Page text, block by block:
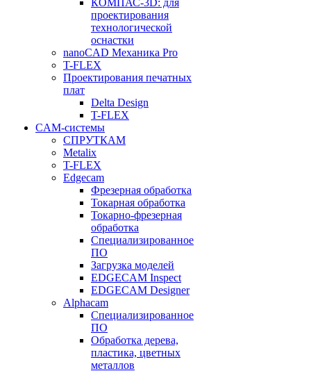
КОМПАС-3D: для
проектирования
технологической
оснастки
nanoCAD Механика Pro
T-FLEX
Проектирования печатных
плат
Delta Design
T-FLEX
CAM-системы
СПРУТКAM
Metalix
T-FLEX
Edgecam
Фрезерная обработка
Токарная обработка
Токарно-фрезерная
обработка
Специализированное
ПО
Загрузка моделей
EDGECAM Inspect
EDGECAM Designer
Alphacam
Специализированное
ПО
Обработка дерева,
пластика, цветных
металлов